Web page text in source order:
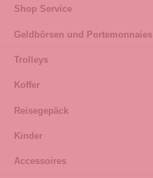
Shop Service
Geldbörsen und Portemonnaies
Trolleys
Koffer
Reisegepäck
Kinder
Accessoires